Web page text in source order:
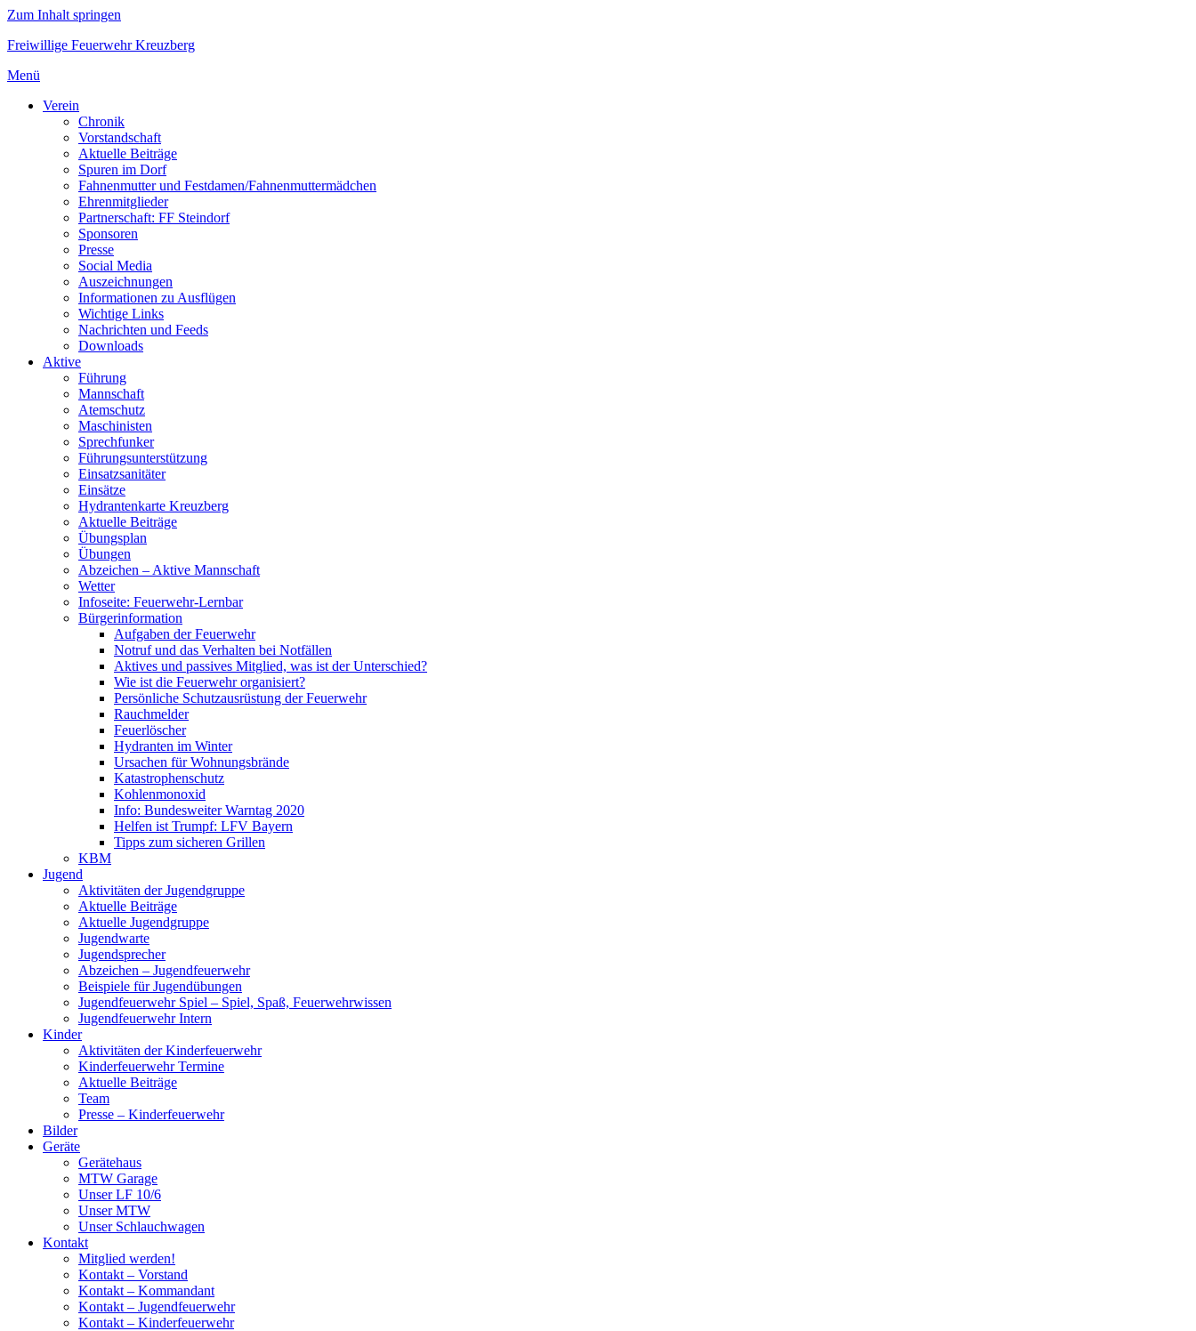
Zum Inhalt springen
Freiwillige Feuerwehr Kreuzberg
Menü
Verein
Chronik
Vorstandschaft
Aktuelle Beiträge
Spuren im Dorf
Fahnenmutter und Festdamen/Fahnenmuttermädchen
Ehrenmitglieder
Partnerschaft: FF Steindorf
Sponsoren
Presse
Social Media
Auszeichnungen
Informationen zu Ausflügen
Wichtige Links
Nachrichten und Feeds
Downloads
Aktive
Führung
Mannschaft
Atemschutz
Maschinisten
Sprechfunker
Führungsunterstützung
Einsatzsanitäter
Einsätze
Hydrantenkarte Kreuzberg
Aktuelle Beiträge
Übungsplan
Übungen
Abzeichen – Aktive Mannschaft
Wetter
Infoseite: Feuerwehr-Lernbar
Bürgerinformation
Aufgaben der Feuerwehr
Notruf und das Verhalten bei Notfällen
Aktives und passives Mitglied, was ist der Unterschied?
Wie ist die Feuerwehr organisiert?
Persönliche Schutzausrüstung der Feuerwehr
Rauchmelder
Feuerlöscher
Hydranten im Winter
Ursachen für Wohnungsbrände
Katastrophenschutz
Kohlenmonoxid
Info: Bundesweiter Warntag 2020
Helfen ist Trumpf: LFV Bayern
Tipps zum sicheren Grillen
KBM
Jugend
Aktivitäten der Jugendgruppe
Aktuelle Beiträge
Aktuelle Jugendgruppe
Jugendwarte
Jugendsprecher
Abzeichen – Jugendfeuerwehr
Beispiele für Jugendübungen
Jugendfeuerwehr Spiel – Spiel, Spaß, Feuerwehrwissen
Jugendfeuerwehr Intern
Kinder
Aktivitäten der Kinderfeuerwehr
Kinderfeuerwehr Termine
Aktuelle Beiträge
Team
Presse – Kinderfeuerwehr
Bilder
Geräte
Gerätehaus
MTW Garage
Unser LF 10/6
Unser MTW
Unser Schlauchwagen
Kontakt
Mitglied werden!
Kontakt – Vorstand
Kontakt – Kommandant
Kontakt – Jugendfeuerwehr
Kontakt – Kinderfeuerwehr